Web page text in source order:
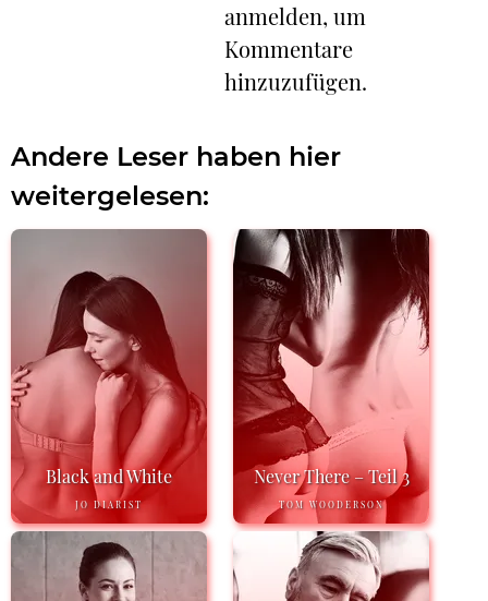
anmelden, um
Kommentare
hinzuzufügen.
Andere Leser haben hier
weitergelesen:
Black and White
JO DIARIST
Never There – Teil 3
TOM WOODERSON